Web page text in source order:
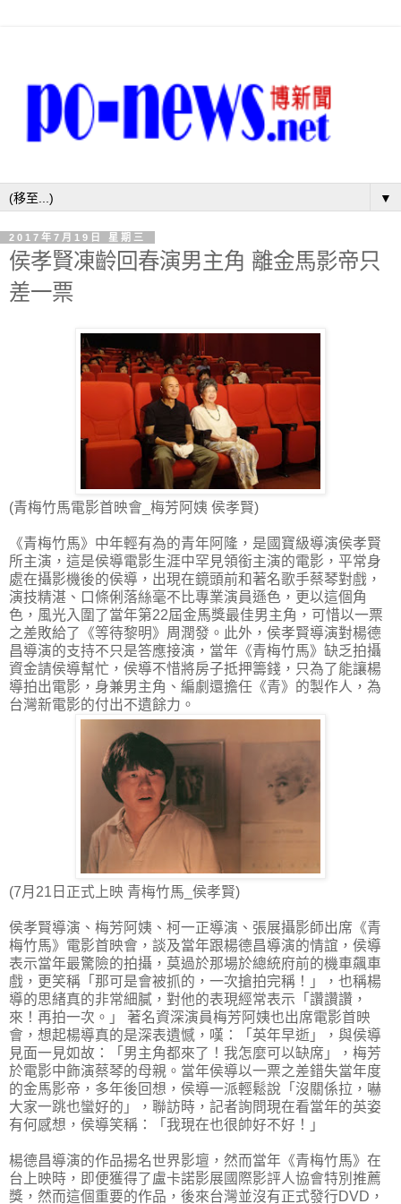
▼
2017年7月19日 星期三
侯孝賢凍齡回春演男主角 離金馬影帝只
差一票
(青梅竹馬電影首映會_梅芳阿姨 侯孝賢)
《青梅竹馬》中年輕有為的青年阿隆，是國寶級導演侯孝賢
所主演，這是侯導電影生涯中罕見領銜主演的電影，平常身
處在攝影機後的侯導，出現在鏡頭前和著名歌手蔡琴對戲，
演技精湛、口條俐落絲毫不比專業演員遜色，更以這個角
色，風光入圍了當年第22屆金馬獎最佳男主角，可惜以一票
之差敗給了《等待黎明》周潤發。此外，侯孝賢導演對楊德
昌導演的支持不只是答應接演，當年《青梅竹馬》缺乏拍攝
資金請侯導幫忙，侯導不惜將房子抵押籌錢，只為了能讓楊
導拍出電影，身兼男主角、編劇還擔任《青》的製作人，為
台灣新電影的付出不遺餘力。
(7月21日正式上映 青梅竹馬_侯孝賢)
侯孝賢導演、梅芳阿姨、柯一正導演、張展攝影師出席《青
梅竹馬》電影首映會，談及當年跟楊德昌導演的情誼，侯導
表示當年最驚險的拍攝，莫過於那場於總統府前的機車飆車
戲，更笑稱「那可是會被抓的，一次搶拍完稱！」，也稱楊
導的思緒真的非常細膩，對他的表現經常表示「讚讚讚，
來！再拍一次。」 著名資深演員梅芳阿姨也出席電影首映
會，想起楊導真的是深表遺憾，嘆：「英年早逝」，與侯導
見面一見如故：「男主角都來了！我怎麼可以缺席」，梅芳
於電影中飾演蔡琴的母親。當年侯導以一票之差錯失當年度
的金馬影帝，多年後回想，侯導一派輕鬆說「沒關係拉，嚇
大家一跳也蠻好的」，聯訪時，記者詢問現在看當年的英姿
有何感想，侯導笑稱：「我現在也很帥好不好！」
楊德昌導演的作品揚名世界影壇，然而當年《青梅竹馬》在
台上映時，即便獲得了盧卡諾影展國際影評人協會特別推薦
獎，然而這個重要的作品，後來台灣並沒有正式發行DVD，